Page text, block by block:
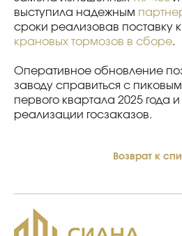
выступила надежным
сроки реализовав поставку
крановых тормозов в сборе.
Оперативное обновление
заводу справиться с
первого квартала 2025 года
реализации госзаказов.
Возврат к